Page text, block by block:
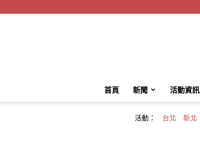
首頁 新聞 活動資訊
活動： 台北 新北